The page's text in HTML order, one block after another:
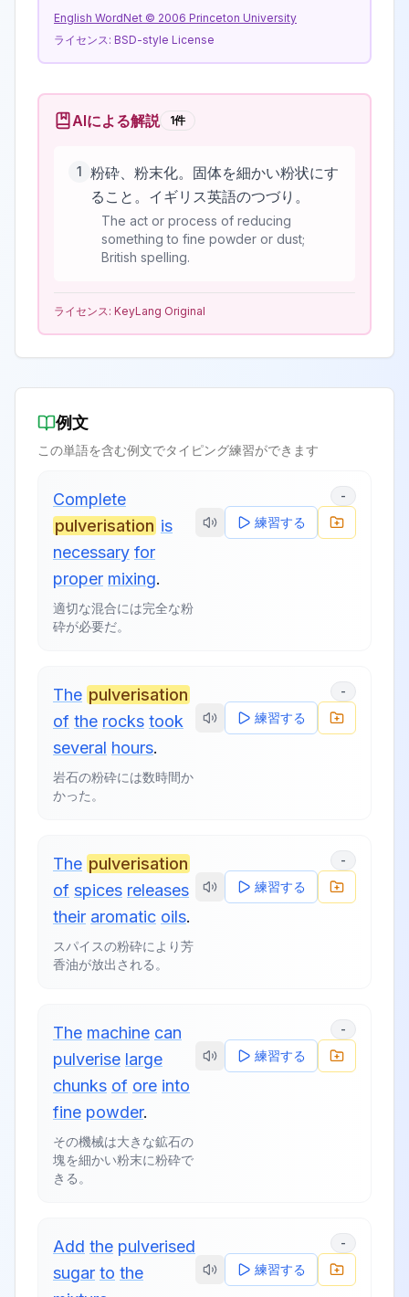
English WordNet © 2006 Princeton University
ライセンス: BSD-style License
AIによる解説 1件
1 粉砕、粉末化。固体を細かい粉状にす
ること。イギリス英語のつづり。
The act or process of reducing
something to fine powder or dust;
British spelling.
ライセンス: KeyLang Original
例文
この単語を含む例文でタイピング練習ができます
Complete
pulverisation is
necessary for
proper mixing.
適切な混合には完全な粉
砕が必要だ。
-
練習する
The pulverisation
of the rocks took
several hours.
岩石の粉砕には数時間か
かった。
-
練習する
The pulverisation
of spices releases
their aromatic oils.
スパイスの粉砕により芳
香油が放出される。
-
練習する
The machine can
pulverise large
chunks of ore into
fine powder.
その機械は大きな鉱石の
塊を細かい粉末に粉砕で
きる。
-
練習する
Add the pulverised
sugar to the
-
練習する